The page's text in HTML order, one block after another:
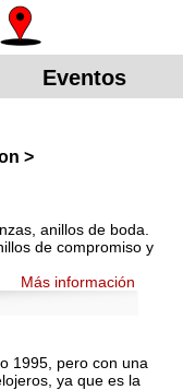
Eventos
>
anillos de boda.
de compromiso y
Más información
1995, pero con una
ya que es la